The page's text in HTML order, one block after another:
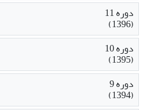
دوره 11
(1396)
دوره 10
(1395)
دوره 9
(1394)